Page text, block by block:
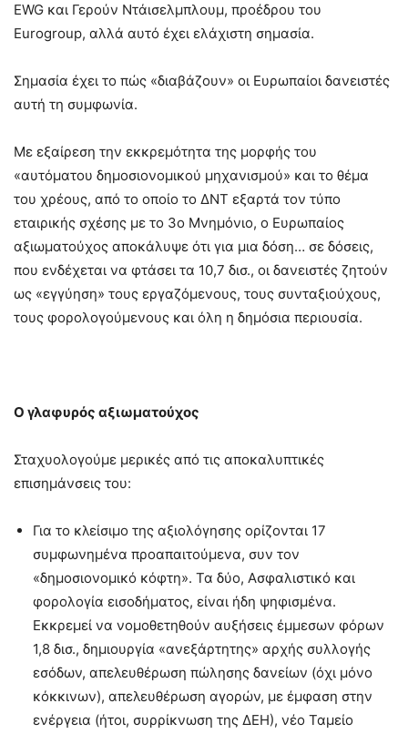
EWG και Γερούν Ντάισελμπλουμ, προέδρου του
Eurogroup, αλλά αυτό έχει ελάχιστη σημασία.
Σημασία έχει το πώς «διαβάζουν» οι Ευρωπαίοι δανειστές
αυτή τη συμφωνία.
Με εξαίρεση την εκκρεμότητα της μορφής του
«αυτόματου δημοσιονομικού μηχανισμού» και το θέμα
του χρέους, από το οποίο το ΔΝΤ εξαρτά τον τύπο
εταιρικής σχέσης με το 3o Μνημόνιο, ο Eυρωπαίος
αξιωματούχος αποκάλυψε ότι για μια δόση… σε δόσεις,
που ενδέχεται να φτάσει τα 10,7 δισ., οι δανειστές ζητούν
ως «εγγύηση» τους εργαζόμενους, τους συνταξιούχους,
τους φορολογούμενους και όλη η δημόσια περιουσία.
Ο γλαφυρός αξιωματούχος
Σταχυολογούμε μερικές από τις αποκαλυπτικές
επισημάνσεις του:
Για το κλείσιμο της αξιολόγησης ορίζονται 17
συμφωνημένα προαπαιτούμενα, συν τον
«δημοσιονομικό κόφτη». Τα δύο, Aσφαλιστικό και
φορολογία εισοδήματος, είναι ήδη ψηφισμένα.
Εκκρεμεί να νομοθετηθούν αυξήσεις έμμεσων φόρων
1,8 δισ., δημιουργία «ανεξάρτητης» αρχής συλλογής
εσόδων, απελευθέρωση πώλησης δανείων (όχι μόνο
κόκκινων), απελευθέρωση αγορών, με έμφαση στην
ενέργεια (ήτοι, συρρίκνωση της ΔΕΗ), νέο Ταμείο